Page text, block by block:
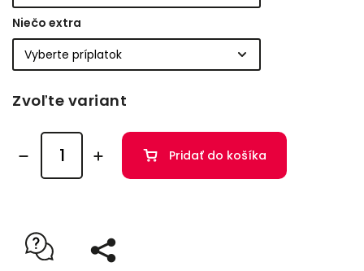
Niečo extra
Zvoľte variant
Pridať do košíka